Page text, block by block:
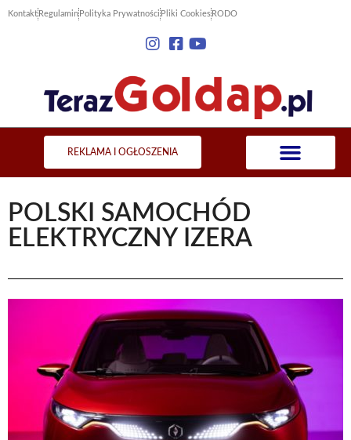
Kontakt Regulamin Polityka Prywatności Pliki Cookies RODO
REKLAMA I OGŁOSZENIA
POLSKI SAMOCHÓD
ELEKTRYCZNY IZERA